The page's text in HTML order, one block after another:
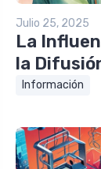
Julio 25, 2025
La
la
Información